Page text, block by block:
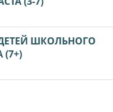
ШКОЛЬНОГО